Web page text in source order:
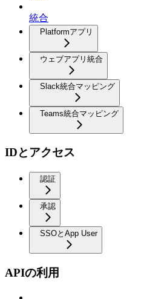
統合
Platformアプリ
ウェブアプリ統合
Slack統合マッピング
Teams統合マッピング
IDとアクセス
認証
承認
SSOとApp User
APIの利用